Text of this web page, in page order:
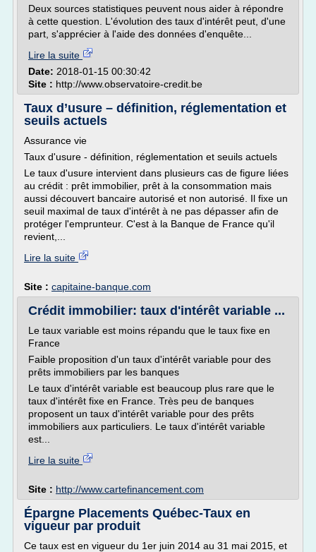
Deux sources statistiques peuvent nous aider à répondre
à cette question. L'évolution des taux d'intérêt peut, d'une
part, s'apprécier à l'aide des données d'enquête...
Lire la suite
Date: 2018-01-15 00:30:42
Site : http://www.observatoire-credit.be
Taux d’usure – définition, réglementation et
seuils actuels
Assurance vie
Taux d'usure - définition, réglementation et seuils actuels
Le taux d'usure intervient dans plusieurs cas de figure liées
au crédit : prêt immobilier, prêt à la consommation mais
aussi découvert bancaire autorisé et non autorisé. Il fixe un
seuil maximal de taux d'intérêt à ne pas dépasser afin de
protéger l'emprunteur. C'est à la Banque de France qu'il
revient,...
Lire la suite
Site : capitaine-banque.com
Crédit immobilier: taux d'intérêt variable ...
Le taux variable est moins répandu que le taux fixe en
France
Faible proposition d'un taux d'intérêt variable pour des
prêts immobiliers par les banques
Le taux d'intérêt variable est beaucoup plus rare que le
taux d'intérêt fixe en France. Très peu de banques
proposent un taux d'intérêt variable pour des prêts
immobiliers aux particuliers. Le taux d'intérêt variable
est...
Lire la suite
Site : http://www.cartefinancement.com
Épargne Placements Québec-Taux en
vigueur par produit
Ce taux est en vigueur du 1er juin 2014 au 31 mai 2015, et